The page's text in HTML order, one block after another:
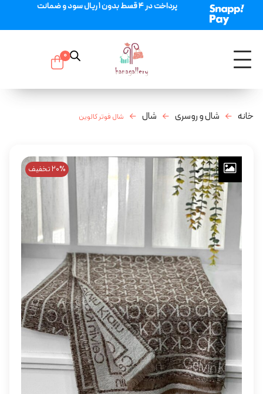
پرداخت در 4 قسط بدون 1 ریال سود و ضمانت
0
خانه شال و روسری شال شال فوتر کالوین
20% تخفیف